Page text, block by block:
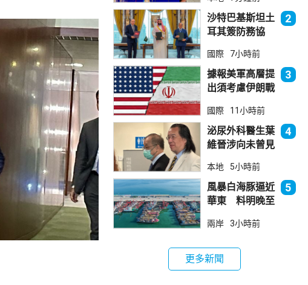
墮樓亡
沙特巴基斯坦土
耳其簽防務協
林團結
2
國際 7小時前
據報美軍高層提
出須考慮伊朗戰
3
國際 11小時前
泌尿外科醫生葉
維晉涉向未曾見
委會繼續聆訊
4
本地 5小時前
風暴白海豚逼近
華東 料明晚至
帶
5
兩岸 3小時前
更多新聞